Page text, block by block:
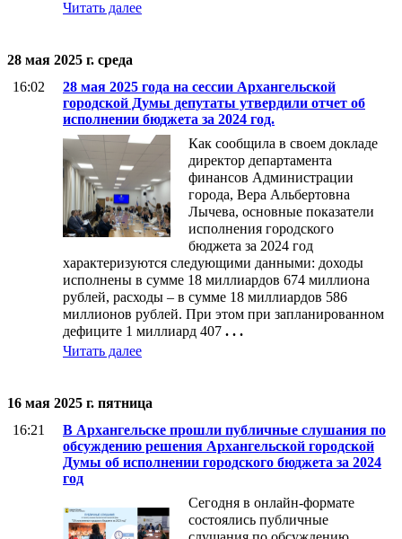
Читать далее
28 мая 2025 г. среда
16:02
28 мая 2025 года на сессии Архангельской
городской Думы депутаты утвердили отчет об
исполнении бюджета за 2024 год.
Как сообщила в своем докладе
директор департамента
финансов Администрации
города, Вера Альбертовна
Лычева, основные показатели
исполнения городского
бюджета за 2024 год
характеризуются следующими данными: доходы
исполнены в сумме 18 миллиардов 674 миллиона
рублей, расходы – в сумме 18 миллиардов 586
миллионов рублей. При этом при запланированном
дефиците 1 миллиард 407 . . .
Читать далее
16 мая 2025 г. пятница
16:21
В Архангельске прошли публичные слушания по
обсуждению решения Архангельской городской
Думы об исполнении городского бюджета за 2024
год
Сегодня в онлайн-формате
состоялись публичные